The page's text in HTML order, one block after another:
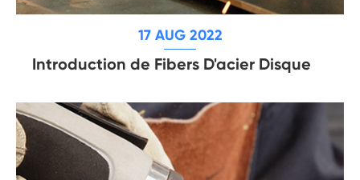
17 AUG 2022
Introduction de Fibers D'acier Disque